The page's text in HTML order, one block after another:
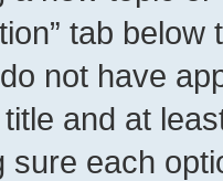
tab
not have
and at
sure each